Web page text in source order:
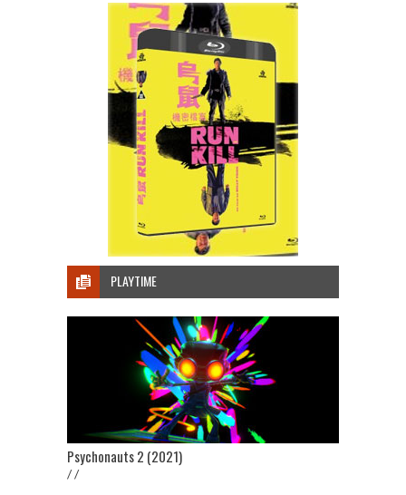
PLAYTIME
Psychonauts 2 (2021)
/ /